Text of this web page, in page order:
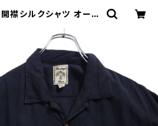
開襟シルクシャツ オープ
ン古着屋 9chord